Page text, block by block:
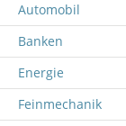
Automobil
Banken
Energie
Feinmechanik